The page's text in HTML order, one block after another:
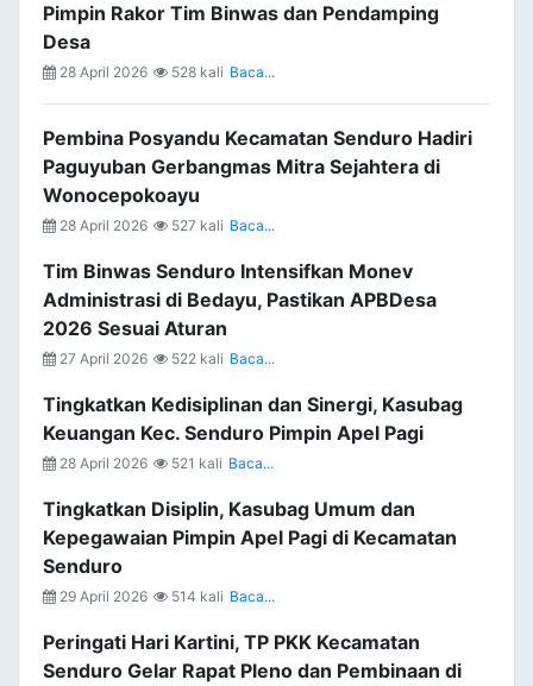
Pimpin Rakor Tim Binwas dan Pendamping
Desa
28 April 2026 528 kali Baca...
Pembina Posyandu Kecamatan Senduro Hadiri
Paguyuban Gerbangmas Mitra Sejahtera di
Wonocepokoayu
28 April 2026 527 kali Baca...
Tim Binwas Senduro Intensifkan Monev
Administrasi di Bedayu, Pastikan APBDesa
2026 Sesuai Aturan
27 April 2026 522 kali Baca...
Tingkatkan Kedisiplinan dan Sinergi, Kasubag
Keuangan Kec. Senduro Pimpin Apel Pagi
28 April 2026 521 kali Baca...
Tingkatkan Disiplin, Kasubag Umum dan
Kepegawaian Pimpin Apel Pagi di Kecamatan
Senduro
29 April 2026 514 kali Baca...
Peringati Hari Kartini, TP PKK Kecamatan
Senduro Gelar Rapat Pleno dan Pembinaan di